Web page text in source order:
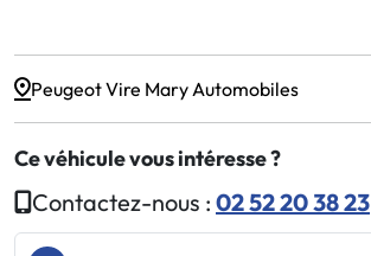
Peugeot Vire Mary Automobiles
Ce véhicule vous intéresse ?
Contactez-nous : 02 52 20 38 23